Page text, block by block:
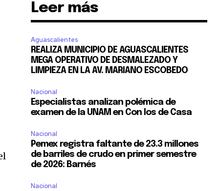
Leer más
Aguascalientes
REALIZA MUNICIPIO DE AGUASCALIENTES
MEGA OPERATIVO DE DESMALEZADO Y
LIMPIEZA EN LA AV. MARIANO ESCOBEDO
Nacional
Especialistas analizan polémica de
examen de la UNAM en Con los de Casa
Nacional
Pemex registra faltante de 23.3 millones
de barriles de crudo en primer semestre
de 2026: Barnés
Nacional